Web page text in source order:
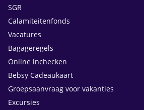
SGR
Calamiteitenfonds
Vacatures
Bagageregels
Online inchecken
Bebsy Cadeaukaart
Groepsaanvraag voor vakanties
Excursies